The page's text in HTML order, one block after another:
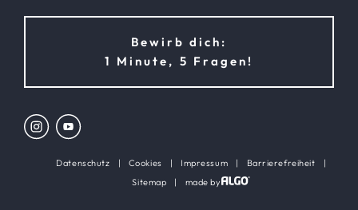
Datenschutz | Cookies | Impressum | Barrierefreiheit
|
Sitemap
| made by
Bewirb dich:
1 Minute, 5 Fragen!